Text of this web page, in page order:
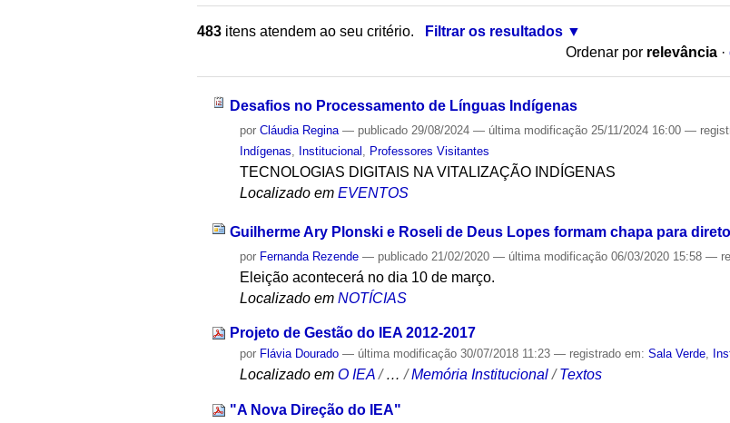
483 itens atendem ao seu critério.
Filtrar os resultados
Ordenar por relevância ·
Desafios no Processamento de Línguas Indígenas
porCláudia Regina — publicado 29/08/2024— última modificação 25/11/2024 16:00—
Indígenas
Institucional Professores Visitantes
TECNOLOGIAS DIGITAIS NA VITALIZAÇÃO INDÍGENAS
Localizado em EVENTOS
Guilherme Ary Plonski e Roseli de Deus Lopes formam chapa para
por Fernanda Rezende — publicado 21/02/2020— última modificação 06/03/2020 15:58—
Eleição acontecerá no dia 10 de março.
Localizado em NOTÍCIAS
Projeto de Gestão do IEA 2012-2017
por Flávia Dourado — última modificação 30/07/2018 11:23— registrado em:Sala Verde,
Localizado em O IEA /…/Memória Institucional /Textos
"A Nova Direção do IEA"